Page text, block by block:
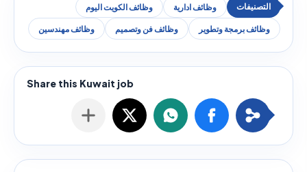
وظائف ادارية وظائف الكويت اليوم
وظائف برمجة وتطوير وظائف فن وتصميم وظائف مهندسين